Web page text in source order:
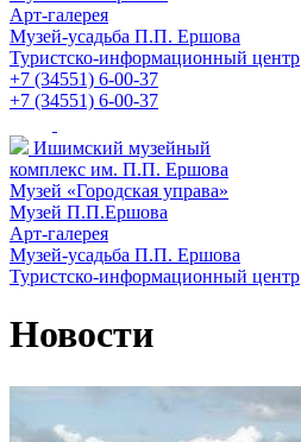
Арт-галерея
Музей-усадьба П.П. Ершова
Туристско-информационный центр
+7 (34551) 6-00-37
+7 (34551) 6-00-37
Ишимский музейный
комплекс им. П.П. Ершова
Музей «Городская управа»
Музей П.П.Ершова
Арт-галерея
Музей-усадьба П.П. Ершова
Туристско-информационный центр
Новости